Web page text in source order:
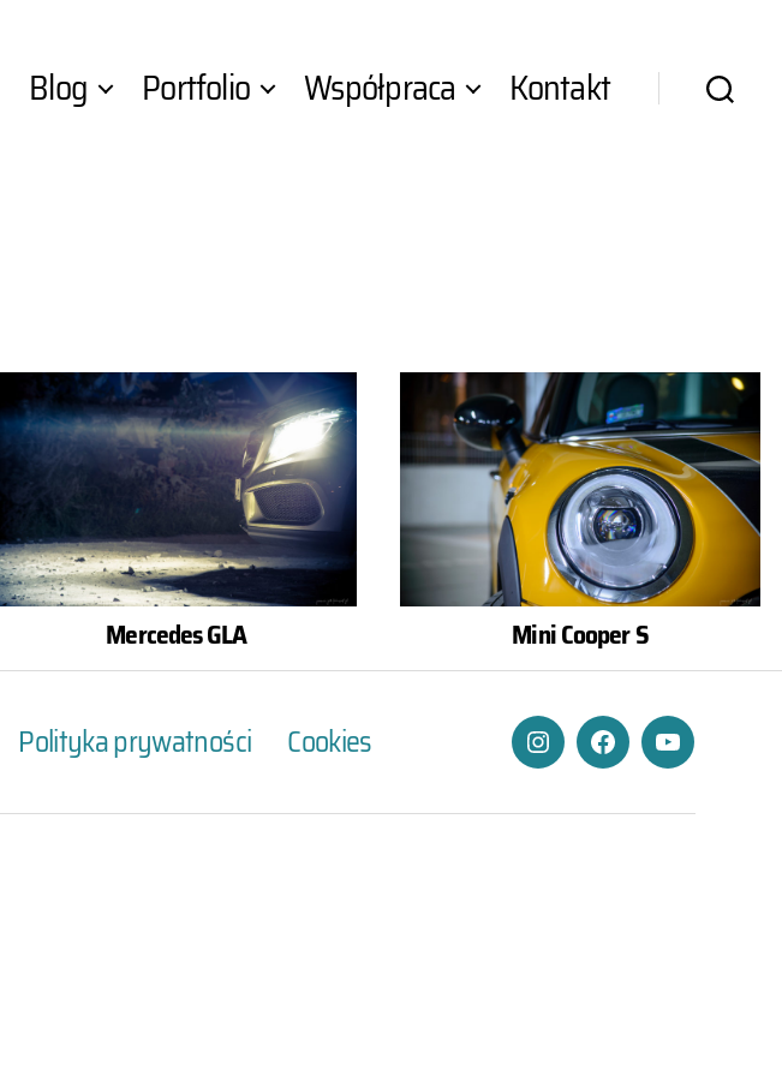
Blog Portfolio Współpraca Kontakt
Mercedes GLA Mini Cooper S
Polityka prywatności Cookies InstagramFacebookYouTube